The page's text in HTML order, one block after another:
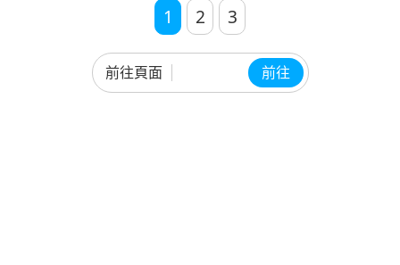
了，這個身體沒有用了
1 2 3
前往頁面 前往